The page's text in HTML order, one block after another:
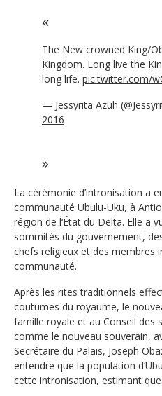
The New crowned King/
Kingdom. Long live the
long life. pic.twitter.com/
— Jessyrita Azuh
2016
La cérémonie d’intronisation a
communauté Ubulu-Uku, à
région de l‘État du Delta. Elle a
sommités du gouvernement,
chefs religieux et des membres
communauté.
Après les rites traditionnels
coutumes du royaume, le
famille royale et au Conseil des
comme le nouveau souverain,
Secrétaire du Palais, Joseph
entendre que la population
cette intronisation, estimant